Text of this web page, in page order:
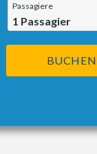
Passagiere
1 Passagier
BUCHEN